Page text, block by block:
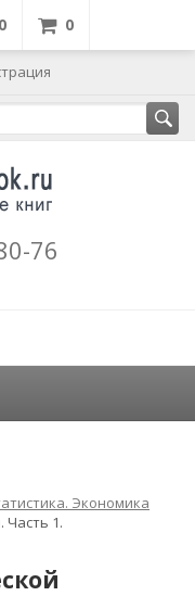
0 0
76
Экономика
Часть 1.